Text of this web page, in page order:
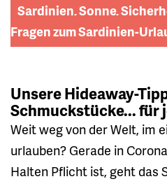
Sardinien, Sonne,
Fragen zum Sardinien-
Unsere Hideaway-
Schmuckstücke... für
Weit weg von der Welt, im
urlauben? Gerade in
Halten Pflicht ist, geht das